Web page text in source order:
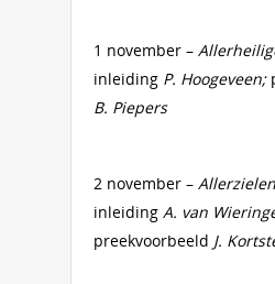
1 november –
inleiding P. Hoogeveen;
B. Piepers
2 november – Allerzielen
inleiding A. van
preekvoorbeeld J.